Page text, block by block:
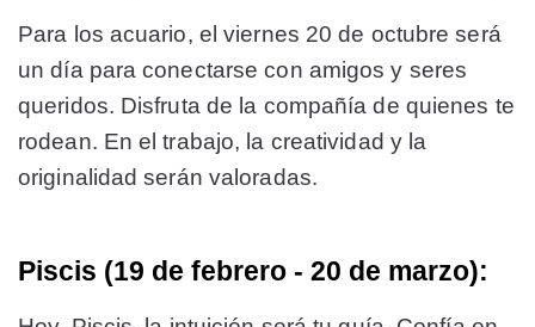
Para los acuario, el viernes 20 de octubre será
un día para conectarse con amigos y seres
queridos. Disfruta de la compañía de quienes te
rodean. En el trabajo, la creatividad y la
originalidad serán valoradas.
Piscis (19 de febrero - 20 de marzo):